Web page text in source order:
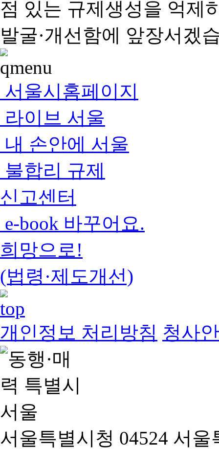
점 있는 규제생성을 억제
발굴·개선함에 앞장서겠
서울시홈페이지
라이브 서울
내 손안에 서울
불합리 규제
신고센터
e-book 바꾸어요.
희망으로!
(법령·제도개선)
개인정보 처리방침 청사
서울특별시청 04524 서